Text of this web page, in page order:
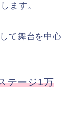
します。
て舞台を中心
テージ1万